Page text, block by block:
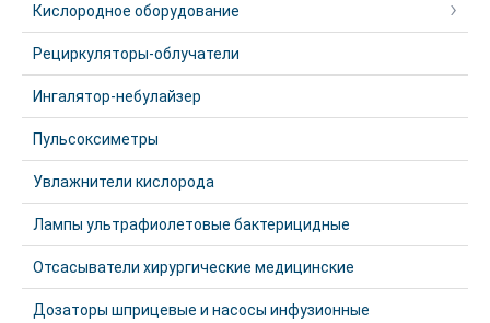
Кислородное оборудование
Рециркуляторы-облучатели
Ингалятор-небулайзер
Пульсоксиметры
Увлажнители кислорода
Лампы ультрафиолетовые бактерицидные
Отсасыватели хирургические медицинские
Дозаторы шприцевые и насосы инфузионные